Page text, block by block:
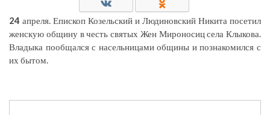
24 апреля. Епископ Козельский и Людиновский Никита посетил
женскую общину в честь святых Жен Мироносиц села Клыкова.
Владыка пообщался с насельницами общины и познакомился с
их бытом.